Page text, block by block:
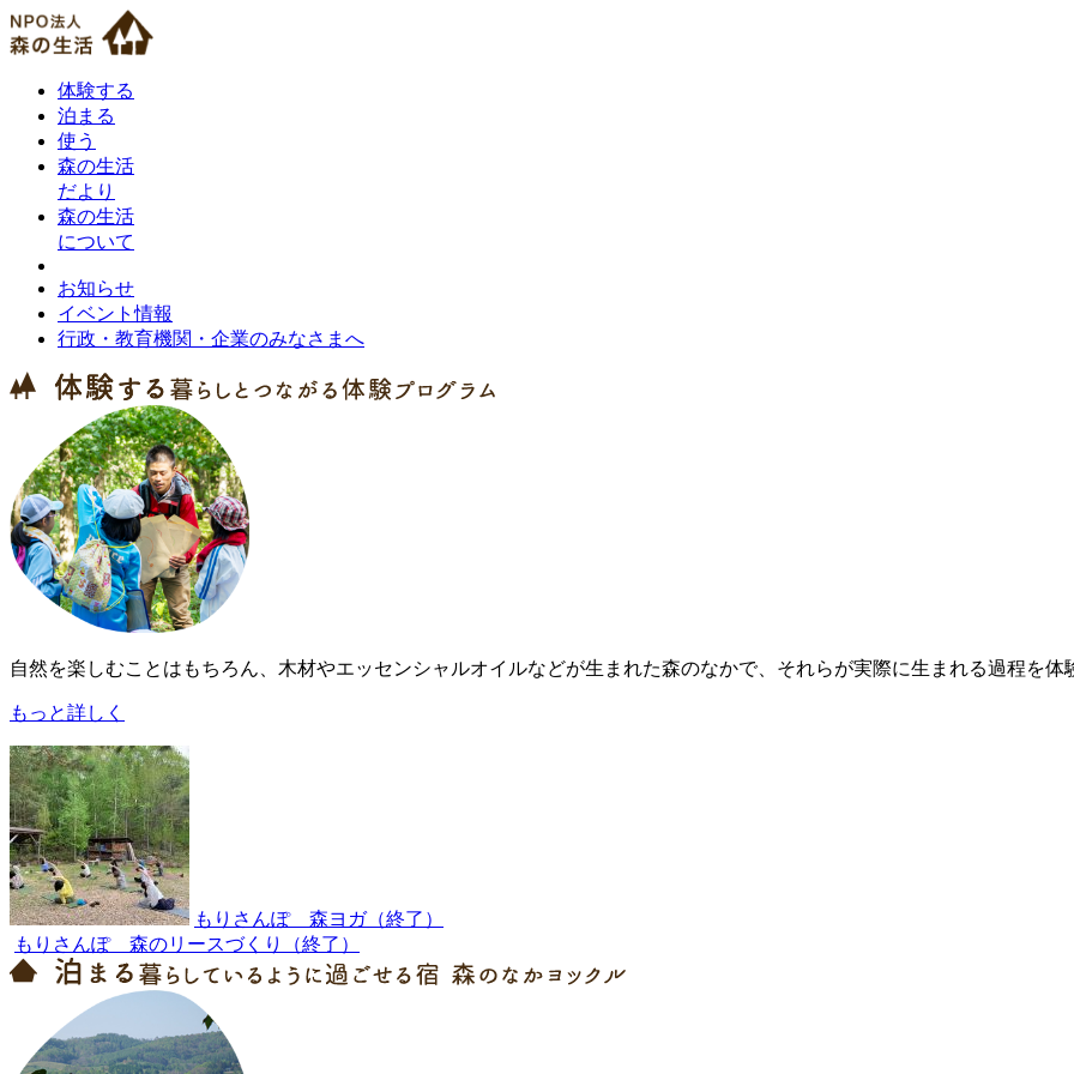
体験する
泊まる
使う
森の生活
だより
森の生活
について
お知らせ
イベント情報
行政・教育機関・企業のみなさまへ
自然を楽しむことはもちろん、木材やエッセンシャルオイルなどが生まれた森のなかで、それらが実際に生まれる過程を体
もっと詳しく
もりさんぽ 森ヨガ（終了）
もりさんぽ 森のリースづくり（終了）